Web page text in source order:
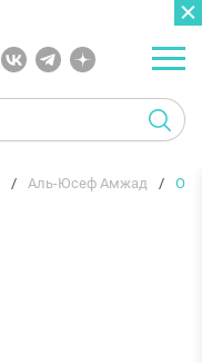
Аль-Юсеф Амжад